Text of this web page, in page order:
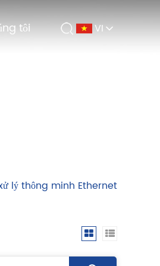
tôi VI
tôi VI
lý thông minh Ethernet